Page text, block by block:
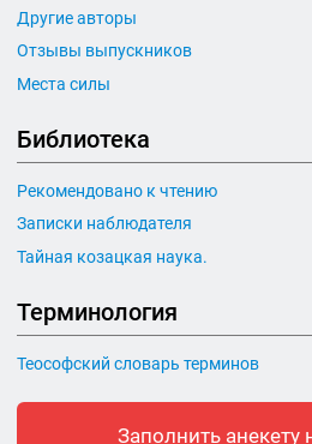
Другие авторы
Отзывы выпускников
Места силы
Библиотека
Рекомендовано к чтению
Записки наблюдателя
Тайная козацкая наука.
Терминология
Теософский словарь терминов
Заполнить анекету